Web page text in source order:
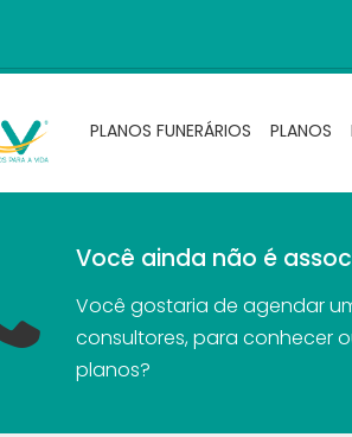
PLANOS FUNERÁRIOS PLANOS
Você ainda não é
Você gostaria de agendar
consultores, para conhecer
planos?